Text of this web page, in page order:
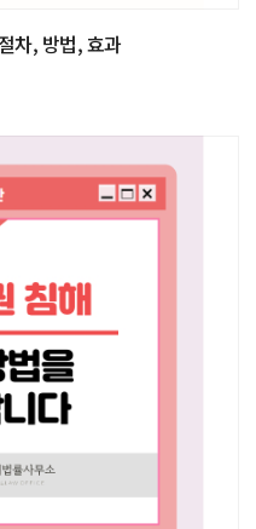
차, 방법, 효과